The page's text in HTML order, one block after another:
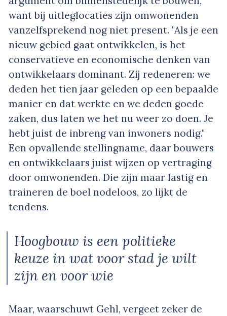
want bij uitleglocaties zijn omwonenden
vanzelfsprekend nog niet present. "Als je een
nieuw gebied gaat ontwikkelen, is het
conservatieve en economische denken van
ontwikkelaars dominant. Zij redeneren: we
deden het tien jaar geleden op een bepaalde
manier en dat werkte en we deden goede
zaken, dus laten we het nu weer zo doen. Je
hebt juist de inbreng van inwoners nodig."
Een opvallende stellingname, daar bouwers
en ontwikkelaars juist wijzen op vertraging
door omwonenden. Die zijn maar lastig en
traineren de boel nodeloos, zo lijkt de
tendens.
Hoogbouw is een politieke
keuze in wat voor stad je wilt
zijn en voor wie
Maar, waarschuwt Gehl, vergeet zeker de